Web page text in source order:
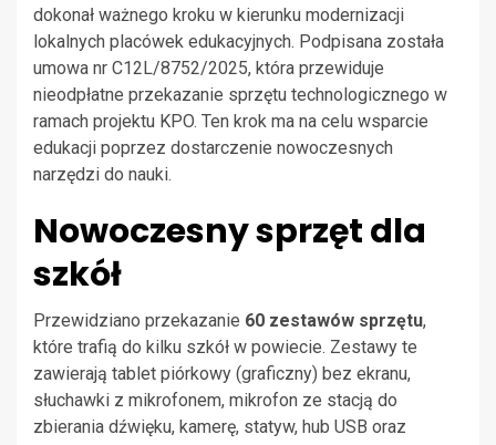
dokonał ważnego kroku w kierunku modernizacji
lokalnych placówek edukacyjnych. Podpisana została
umowa nr C12L/8752/2025, która przewiduje
nieodpłatne przekazanie sprzętu technologicznego w
ramach projektu KPO. Ten krok ma na celu wsparcie
edukacji poprzez dostarczenie nowoczesnych
narzędzi do nauki.
Nowoczesny sprzęt dla
szkół
Przewidziano przekazanie 60 zestawów sprzętu,
które trafią do kilku szkół w powiecie. Zestawy te
zawierają tablet piórkowy (graficzny) bez ekranu,
słuchawki z mikrofonem, mikrofon ze stacją do
zbierania dźwięku, kamerę, statyw, hub USB oraz